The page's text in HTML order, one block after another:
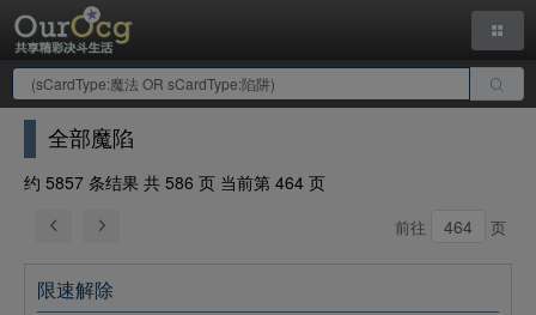
全部魔陷
约 5857 条结果 共 586 页 当前第 464 页
前往 页
限速解除